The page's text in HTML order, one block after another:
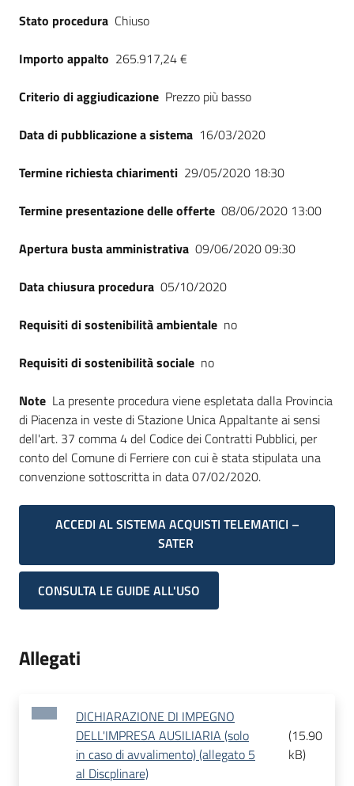
Stato procedura Chiuso
Importo appalto 265.917,24 €
Criterio di aggiudicazione Prezzo più basso
Data di pubblicazione a sistema 16/03/2020
Termine richiesta chiarimenti 29/05/2020 18:30
Termine presentazione delle offerte 08/06/2020 13:00
Apertura busta amministrativa 09/06/2020 09:30
Data chiusura procedura 05/10/2020
Requisiti di sostenibilità ambientale no
Requisiti di sostenibilità sociale no
Note La presente procedura viene espletata dalla Provincia
di Piacenza in veste di Stazione Unica Appaltante ai sensi
dell'art. 37 comma 4 del Codice dei Contratti Pubblici, per
conto del Comune di Ferriere con cui è stata stipulata una
convenzione sottoscritta in data 07/02/2020.
ACCEDI AL SISTEMA ACQUISTI TELEMATICI –
SATER
CONSULTA LE GUIDE ALL'USO
Allegati
DICHIARAZIONE DI IMPEGNO
DELL'IMPRESA AUSILIARIA (solo
in caso di avvalimento) (allegato 5
al Discplinare)
(15.90
kB)